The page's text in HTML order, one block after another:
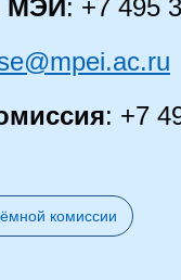
МЭИ: +7 495
: +7
комиссии